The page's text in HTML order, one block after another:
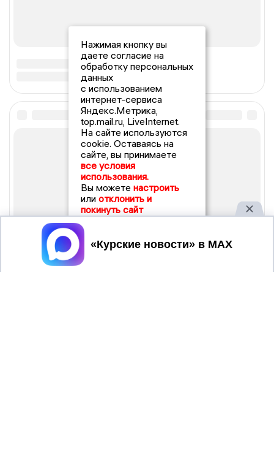
Нажимая кнопку вы
даете согласие на
обработку персональных
данных
с использованием
интернет-сервиса
Яндекс.Метрика,
top.mail.ru, LiveInternet.
На сайте используются
cookie. Оставаясь на
сайте, вы принимаете
все условия
использования.
Вы можете настроить
или отклонить и
покинуть сайт
Принять